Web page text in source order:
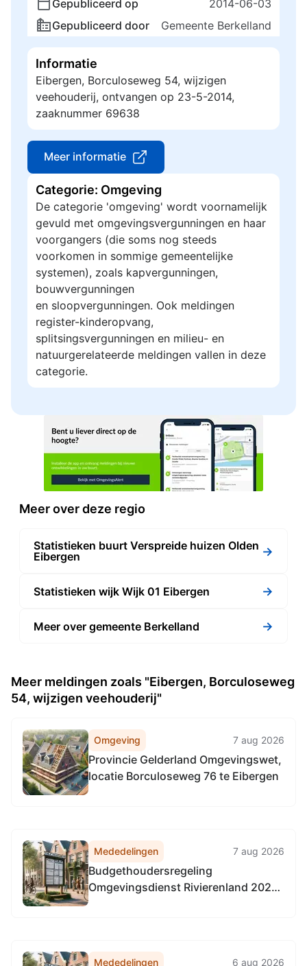
Gepubliceerd op
2014-06-03
Gepubliceerd door
Gemeente Berkelland
Informatie
Eibergen, Borculoseweg 54, wijzigen
veehouderij, ontvangen op 23-5-2014,
zaaknummer 69638
Meer informatie
Categorie: Omgeving
De categorie 'omgeving' wordt voornamelijk
gevuld met omgevingsvergunningen en haar
voorgangers (die soms nog steeds
voorkomen in sommige gemeentelijke
systemen), zoals kapvergunningen,
bouwvergunningen
en sloopvergunningen. Ook meldingen
register-kinderopvang,
splitsingsvergunningen en milieu- en
natuurgerelateerde meldingen vallen in deze
categorie.
Meer over deze regio
Statistieken buurt Verspreide huizen Olden
Eibergen
→
Statistieken wijk Wijk 01 Eibergen →
Meer over gemeente Berkelland →
Meer meldingen zoals "Eibergen, Borculoseweg
54, wijzigen veehouderij"
Omgeving 7 aug 2026
Provincie Gelderland Omgevingswet,
locatie Borculoseweg 76 te Eibergen
Mededelingen 7 aug 2026
Budgethoudersregeling
Omgevingsdienst Rivierenland 2026
Mededelingen 6 aug 2026